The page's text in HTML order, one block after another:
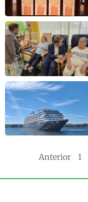
Anterior 1